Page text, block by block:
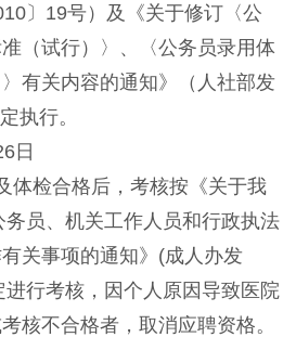
〕19号）及《关于修订〈公
（试行）〉、〈公务员录用体
有关内容的通知》（人社部发
执行。
日
体检合格后，考核按《关于我
员、机关工作人员和行政执法
关事项的通知》(成人办发
进行考核，因个人原因导致医院
核不合格者，取消应聘资格。